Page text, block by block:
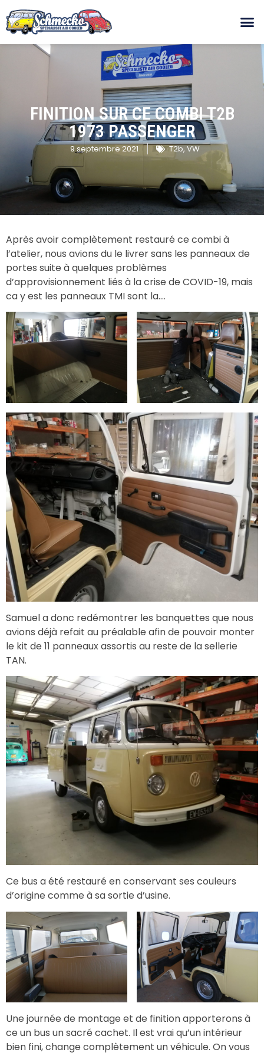
FINITION SUR CE COMBI T2B
1973 PASSENGER
9 septembre 2021 T2b,VW
Après avoir complètement restauré ce combi à
l’atelier, nous avions du le livrer sans les panneaux de
portes suite à quelques problèmes
d’approvisionnement liés à la crise de COVID-19, mais
ca y est les panneaux TMI sont la….
Samuel a donc redémontrer les banquettes que nous
avions déjà refait au préalable afin de pouvoir monter
le kit de 11 panneaux assortis au reste de la sellerie
TAN.
Ce bus a été restauré en conservant ses couleurs
d’origine comme à sa sortie d’usine.
Une journée de montage et de finition apporterons à
ce un bus un sacré cachet. Il est vrai qu’un intérieur
bien fini, change complètement un véhicule. On vous